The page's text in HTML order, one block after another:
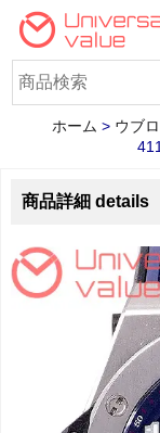
ホーム > ウブロ
商品詳細 details